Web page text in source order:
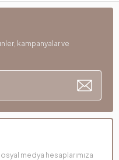
kampanyalar ve
medya hesaplarımıza